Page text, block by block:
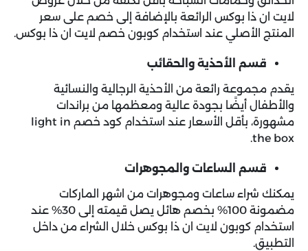
لايت ان ذا بوكس الرائعة بالإضافة إلى خصم على سعر
المنتج الأصلي عند استخدام كوبون خصم لايت ان ذا بوكس.
قسم الأحذية والحقائب
يقدم مجموعة رائعة من الأحذية الرجالية والنسائية
والأطفال أيضًا بجودة عالية ومعظمها من براندات
مشهورة، بأقل الأسعار عند استخدام كود خصم light in
the box.
قسم الساعات والمجوهرات
يمكنك شراء ساعات ومجوهرات من اشهر الماركات
مضمونة 100% بخصم هائل يصل قيمته إلى 30% عند
استخدام كوبون لايت ان ذا بوكس خلال الشراء من داخل
التطبيق.